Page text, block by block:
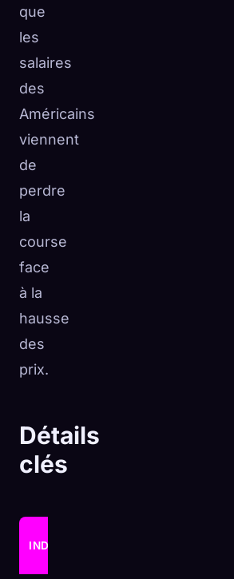
que
les
salaires
des
Américains
viennent
de
perdre
la
course
face
à la
hausse
des
prix.
Détails
clés
INDICATEUR